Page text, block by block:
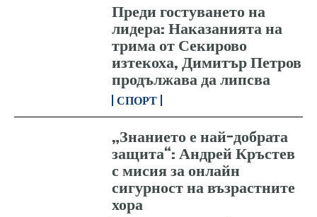
Преди гостуването на
лидера: Наказанията на
трима от Секирово
изтекоха, Димитър Петров
продължава да липсва
СПОРТ
„Знанието е най-добрата
защита“: Андрей Кръстев
с мисия за онлайн
сигурност на възрастните
хора